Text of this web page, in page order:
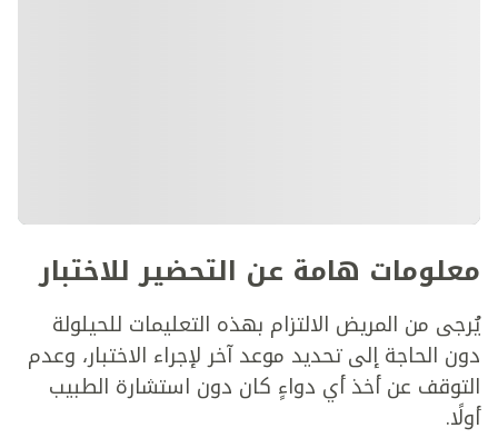
معلومات هامة عن التحضير للاختبار
يُرجى من المريض الالتزام بهذه التعليمات للحيلولة
دون الحاجة إلى تحديد موعد آخر لإجراء الاختبار، وعدم
التوقف عن أخذ أي دواءٍ كان دون استشارة الطبيب
أولًا.